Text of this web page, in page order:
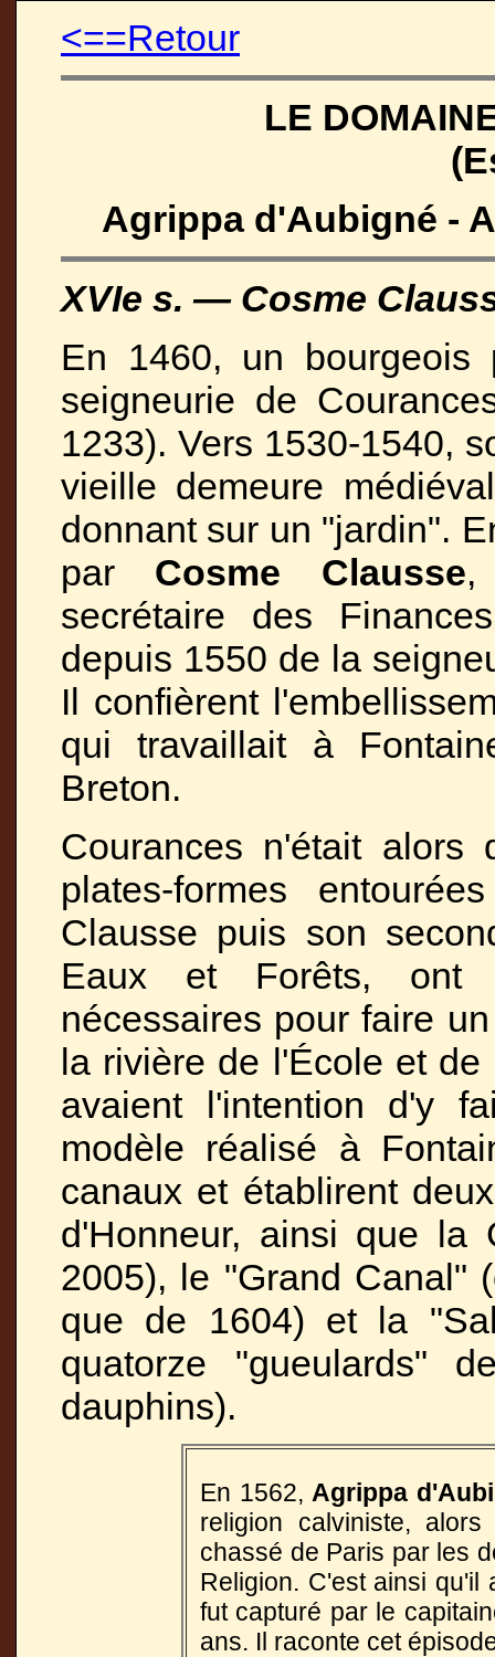
<==Retour
LE
Agrippa d'Aubigné -
XVIe s. — Cosme
En 1460, un bourgeois
seigneurie de
1233). Vers 1530-1540,
vieille demeure
donnant sur un "jardin".
par Cosme Clausse,
secrétaire des
depuis 1550 de la
Il confièrent
qui travaillait à
Breton.
Courances n'était alors
plates-formes
Clausse puis son
Eaux et Forêts, ont
nécessaires pour faire
la rivière de l'École et
avaient l'intention d'y
modèle réalisé à
canaux et établirent
d'Honneur, ainsi que la
2005), le "Grand Canal"
que de 1604) et la
quatorze "gueulards"
dauphins).
En 1562, Agrippa
religion calviniste,
chassé de Paris par les
Religion. C'est ainsi
fut capturé par le
ans. Il raconte cet